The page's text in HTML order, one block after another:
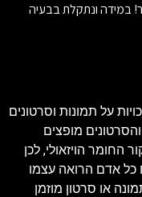
במידה ונתקלת בבעיה
על תמונות וסרטונים
מופצים
הויזאולי, לכן
היוצרים כל אדם הרואה עצמו
או סרטון מוזמן